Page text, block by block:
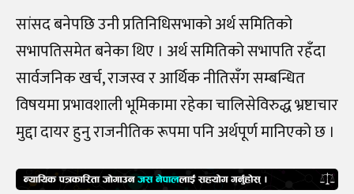
सांसद बनेपछि उनी प्रतिनिधिसभाको अर्थ समितिको
सभापतिसमेत बनेका थिए । अर्थ समितिको सभापति रहँदा
सार्वजनिक खर्च, राजस्व र आर्थिक नीतिसँग सम्बन्धित
विषयमा प्रभावशाली भूमिकामा रहेका चालिसेविरुद्ध भ्रष्टाचार
मुद्दा दायर हुनु राजनीतिक रूपमा पनि अर्थपूर्ण मानिएको छ ।